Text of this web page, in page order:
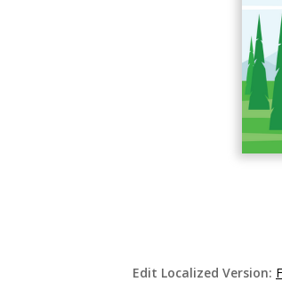
Edit Localized Version: